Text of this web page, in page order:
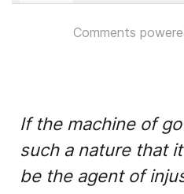
Comments
If the machine of
such a nature that
be the agent of